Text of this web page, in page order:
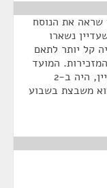
שראה את הנוסח
נשארו
קל יותר לתאם
המועד
שהמזכירה שלי הצליחה לתאם, לצורך העניין, היה ב-2
משבצת בשבוע